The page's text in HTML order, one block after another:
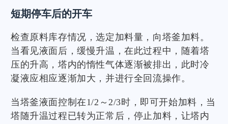
短期停车后的开车
检查原料库存情况，选定加料量，向塔釜加料。
当看见液面后，缓慢升温，在此过程中，随着塔
压的升高，塔内的惰性气体逐渐被排出，此时冷
凝液应相应逐渐加大，并进行全回流操作。
当塔釜液面控制在1/2～2/3时，即可开始加料，当
塔随升温过程已转为正常后，停止加料，让塔内